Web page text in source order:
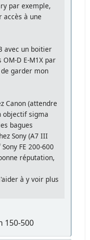
par exemple,
à une
un boitier
OM-D E-M1X par
garder mon
(attendre
objectif sigma
bagues
Sony (A7 III
FE 200-600
réputation,
à y voir plus
150-500